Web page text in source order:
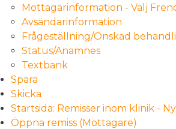
Mottagarinformation - Välj
Avsändarinformation
Frågeställning/Önskad
Status/Anamnes
Textbank
Spara
Skicka
Startsida: Remisser inom klinik -
Öppna remiss (Mottagare)